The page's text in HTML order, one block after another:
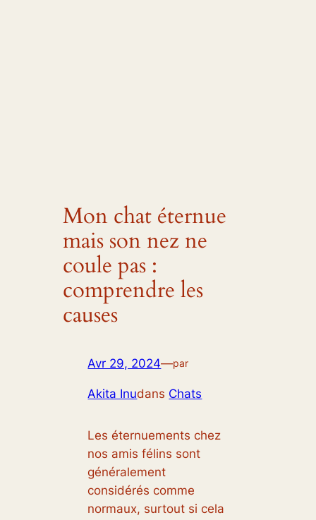
Mon chat éternue
mais son nez ne
coule pas :
comprendre les
causes
Avr 29, 2024—par
Akita Inudans Chats
Les éternuements chez
nos amis félins sont
généralement
considérés comme
normaux, surtout si cela